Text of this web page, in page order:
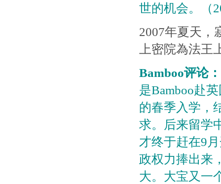
世的机会。（
2007年夏天，
上密院為法王
Bamboo评论：
是Bamboo赴
的春季入学，
求。后来留学
才终于赶在9
政权力捧出来
大。大宝又一